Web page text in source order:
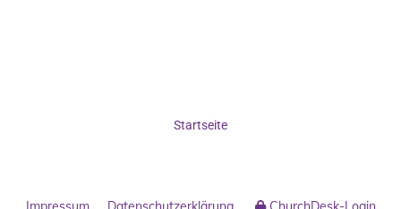
Startseite